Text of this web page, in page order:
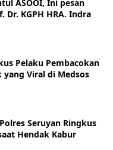
ASOOI, Ini pesan
Dr. KGPH HRA. Indra
Pelaku Pembacokan
yang Viral di Medsos
Seruyan Ringkus
Hendak Kabur